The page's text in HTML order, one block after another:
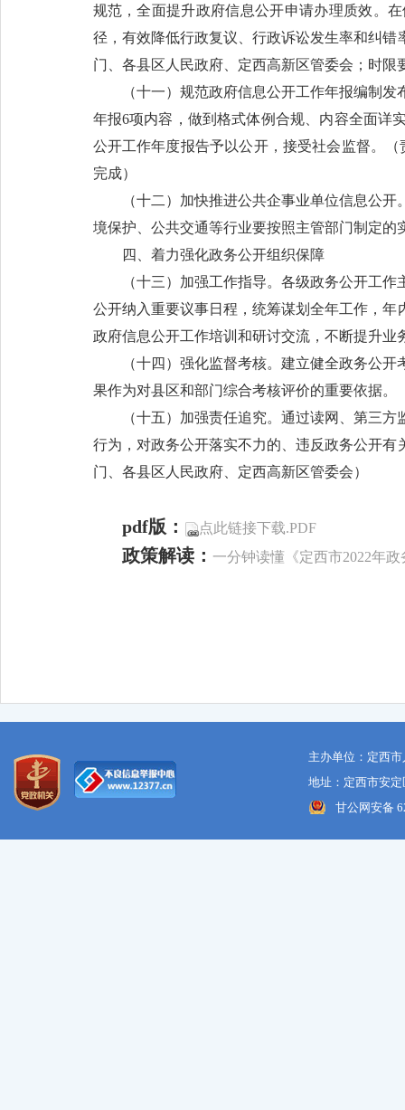
规范，全面提升政府信息公开申请办理质效。
径，有效降低行政复议、行政诉讼发生率和纠
门、各县区人民政府、定西高新区管委会；时限
（十一）规范政府信息公开工作年报编制
年报6项内容，做到格式体例合规、内容全面详
公开工作年度报告予以公开，接受社会监督。
完成）
（十二）加快推进公共企事业单位信息公
境保护、公共交通等行业要按照主管部门制定
四、着力强化政务公开组织保障
（十三）加强工作指导。各级政务公开工
公开纳入重要议事日程，统筹谋划全年工作，
政府信息公开工作培训和研讨交流，不断提升
（十四）强化监督考核。建立健全政务公
果作为对县区和部门综合考核评价的重要依据。
（十五）加强责任追究。通过读网、第三
行为，对政务公开落实不力的、违反政务公开
门、各县区人民政府、定西高新区管委会）
pdf版： 点此链接下载.PDF
政策解读： 一分钟读懂《定西市2022年
主办单位：定西
地址：定西市安
甘公网安备